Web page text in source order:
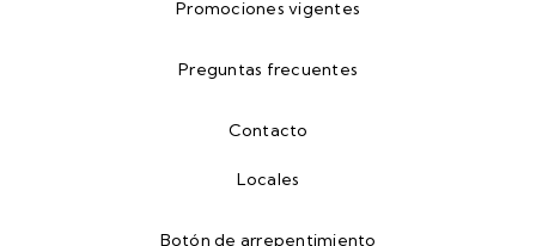
Promociones vigentes
Preguntas frecuentes
Contacto
Locales
Botón de arrepentimiento